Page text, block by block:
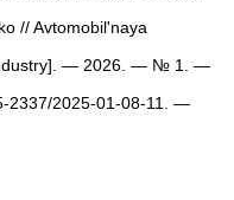
// Avtomobil'naya
— 2026. — № 1. —
2337/2025-01-08-11. —